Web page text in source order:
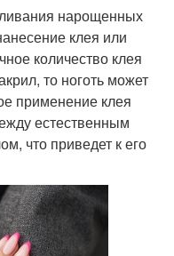
нарощенных
клея или
количество клея
то ноготь может
применение клея
естественным
что приведет к его